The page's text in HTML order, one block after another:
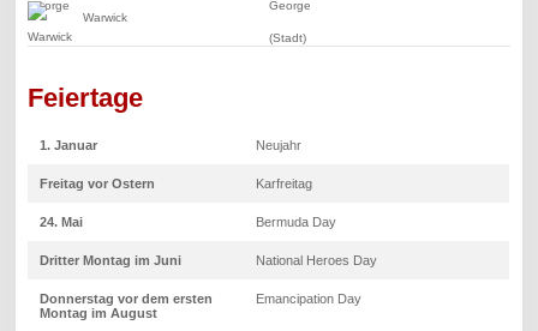
Warwick
Feiertage
1. Januar Neujahr
Freitag vor Ostern Karfreitag
24. Mai Bermuda Day
Dritter Montag im Juni National Heroes Day
Donnerstag vor dem ersten
Montag im August
Emancipation Day